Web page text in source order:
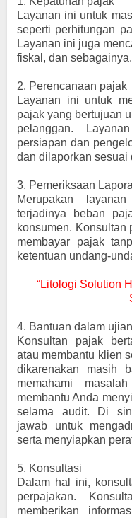
Layanan ini untuk
seperti perhitungan
Layanan ini juga
fiskal, dan sebagainya.
2. Perencanaan pajak
Layanan ini untuk
pajak yang bertujuan
pelanggan.
persiapan dan
dan dilaporkan sesuai
3. Pemeriksaan
Merupakan
terjadinya beban
konsumen. Konsultan
membayar pajak
ketentuan undang-
“Litologi Solution
4. Bantuan dalam ujian
Konsultan pajak
atau membantu klien
dikarenakan masih
memahami
membantu Anda
selama audit. Di
jawab untuk
serta menyiapkan
5. Konsultasi
Dalam hal ini,
perpajakan.
memberikan